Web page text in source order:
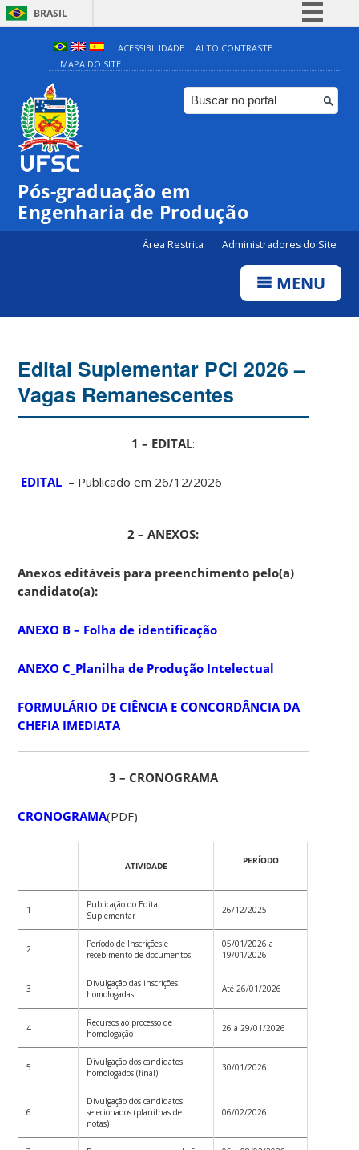
BRASIL
Simplifique!
Comunica BR
Participe
ACESSIBILIDADE
ALTO CONTRASTE
MAPA DO SITE
Pós-graduação em
Engenharia de Produção
Área Restrita Administradores do Site
MENU
Edital Suplementar PCI 2026 –
Vagas Remanescentes
1 – EDITAL:
EDITAL – Publicado em 26/12/2026
2 – ANEXOS:
Anexos editáveis para preenchimento pelo(a)
candidato(a):
ANEXO B – Folha de identificação
ANEXO C_Planilha de Produção Intelectual
FORMULÁRIO DE CIÊNCIA E CONCORDÂNCIA DA
CHEFIA IMEDIATA
3 – CRONOGRAMA
CRONOGRAMA(PDF)
ATIVIDADE PERÍODO
1
Publicação do Edital
Suplementar
26/12/2025
2
Período de Inscrições e
recebimento de documentos
05/01/2026 a
19/01/2026
3
Divulgação das inscrições
homologadas
Até 26/01/2026
4
Recursos ao processo de
homologação
26 a 29/01/2026
5
Divulgação dos candidatos
homologados (final)
30/01/2026
6
Divulgação dos candidatos
selecionados (planilhas de
notas)
06/02/2026